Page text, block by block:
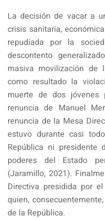
La decisión de vacar a
crisis sanitaria,
repudiada por la
descontento
masiva movilización de
como resultado la
muerte de dos jóvenes
renuncia de Manuel
renuncia de la Mesa
estuvo durante casi
República ni presidente
poderes del Estado
(Jaramillo, 2021).
Directiva presidida por
quien,
de la República.